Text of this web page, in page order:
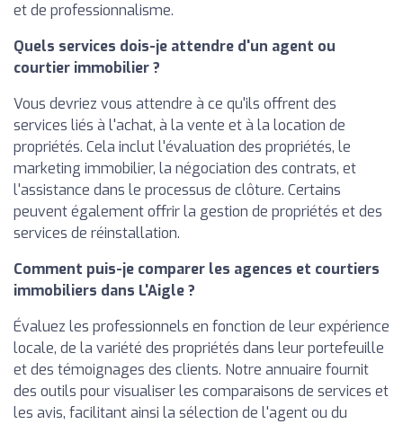
et de professionnalisme.
Quels services dois-je attendre d'un agent ou
courtier immobilier ?
Vous devriez vous attendre à ce qu'ils offrent des
services liés à l'achat, à la vente et à la location de
propriétés. Cela inclut l'évaluation des propriétés, le
marketing immobilier, la négociation des contrats, et
l'assistance dans le processus de clôture. Certains
peuvent également offrir la gestion de propriétés et des
services de réinstallation.
Comment puis-je comparer les agences et courtiers
immobiliers dans L'Aigle ?
Évaluez les professionnels en fonction de leur expérience
locale, de la variété des propriétés dans leur portefeuille
et des témoignages des clients. Notre annuaire fournit
des outils pour visualiser les comparaisons de services et
les avis, facilitant ainsi la sélection de l'agent ou du